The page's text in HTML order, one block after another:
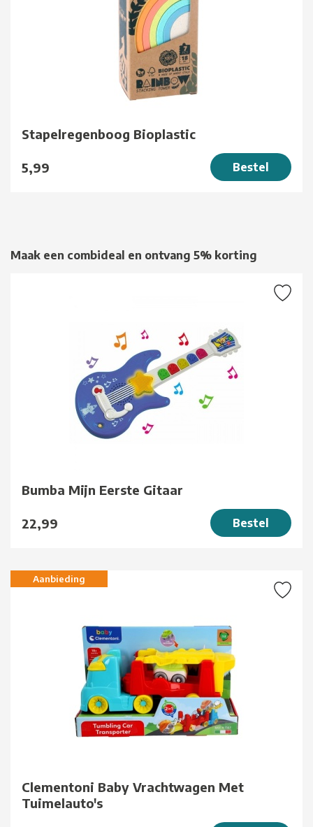
Stapelregenboog Bioplastic
5,99 Bestel
Maak een combideal en ontvang 5% korting
Bumba Mijn Eerste Gitaar
22,99 Bestel
Aanbieding
Clementoni Baby Vrachtwagen Met
Tuimelauto's